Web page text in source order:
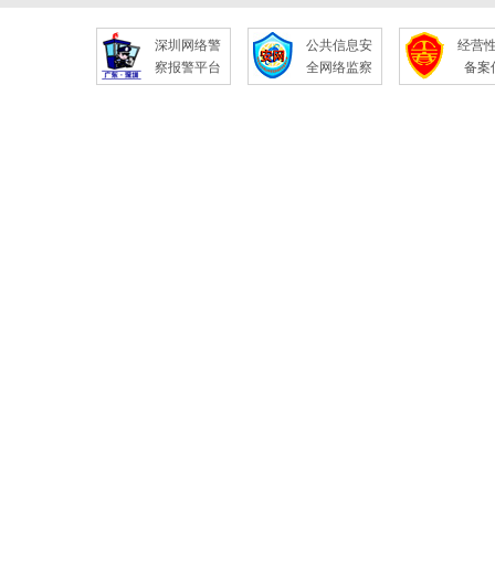
深圳网络警
察报警平台
公共信息安
全网络监察
经营
备案